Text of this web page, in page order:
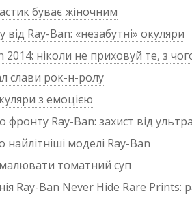
буває жіночним
Ray-Ban: «незабутні» окуляри
ніколи не приховуй те, з
слави рок-н-ролу
з емоцією
фронту Ray-Ban: захист від
найлітніші моделі Ray-Ban
томатний суп
Ray-Ban Never Hide Rare Prints: